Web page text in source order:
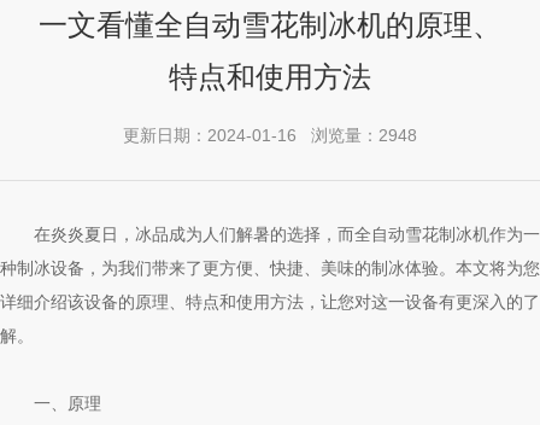
一文看懂全自动雪花制冰机的原理、
特点和使用方法
更新日期：2024-01-16 浏览量：2948
在炎炎夏日，冰品成为人们解暑的选择，而全自动雪花制冰机作为一
种制冰设备，为我们带来了更方便、快捷、美味的制冰体验。本文将为您
详细介绍该设备的原理、特点和使用方法，让您对这一设备有更深入的了
解。
一、原理